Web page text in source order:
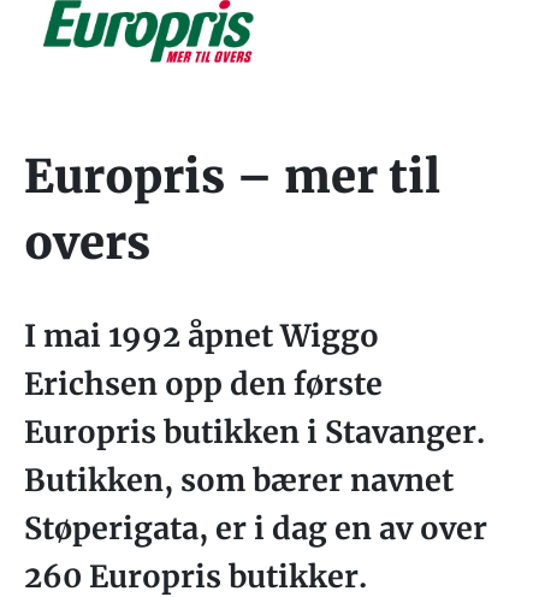
Europris – mer til
overs
I mai 1992 åpnet Wiggo
Erichsen opp den første
Europris butikken i Stavanger.
Butikken, som bærer navnet
Støperigata, er i dag en av over
260 Europris butikker.